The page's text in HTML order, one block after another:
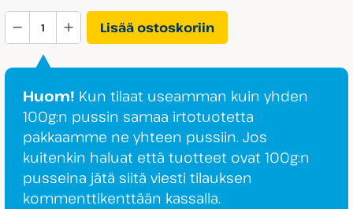
Camel
määrä
Lisää ostoskoriin
Huom! Kun tilaat useamman kuin yhden
100g:n pussin samaa irtotuotetta
pakkaamme ne yhteen pussiin. Jos
kuitenkin haluat että tuotteet ovat 100g:n
pusseina jätä siitä viesti tilauksen
kommenttikenttään kassalla.